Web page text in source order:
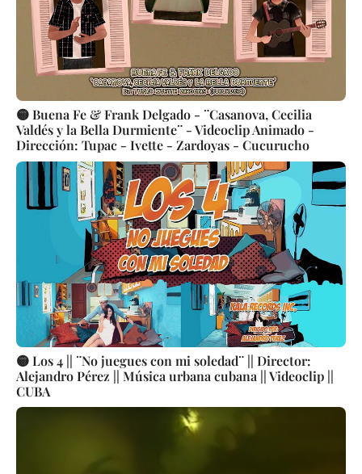
🟡 Buena Fe & Frank Delgado - ¨Casanova, Cecilia
Valdés y la Bella Durmiente¨ - Videoclip Animado -
Dirección: Tupac - Ivette - Zardoyas - Cucurucho
🟡 Los 4 || ¨No juegues con mi soledad¨ || Director:
Alejandro Pérez || Música urbana cubana || Videoclip ||
CUBA